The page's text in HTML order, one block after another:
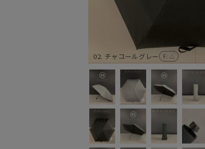
02. チャコールグレー F: △